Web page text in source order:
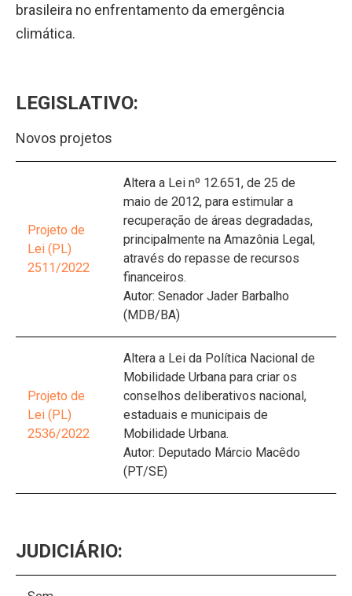
brasileira no enfrentamento da emergência
climática.
LEGISLATIVO:
Novos projetos
Projeto de
Lei (PL)
2511/2022
Altera a Lei nº 12.651, de 25 de
maio de 2012, para estimular a
recuperação de áreas degradadas,
principalmente na Amazônia Legal,
através do repasse de recursos
financeiros.
Autor: Senador Jader Barbalho
(MDB/BA)
Projeto de
Lei (PL)
2536/2022
Altera a Lei da Política Nacional de
Mobilidade Urbana para criar os
conselhos deliberativos nacional,
estaduais e municipais de
Mobilidade Urbana.
Autor: Deputado Márcio Macêdo
(PT/SE)
JUDICIÁRIO: